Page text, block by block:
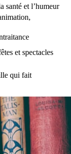
santé et l’humeur
et spectacles
qui fait